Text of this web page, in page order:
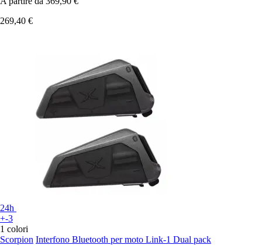
269,40 €
24h
+-3
1 colori
Scorpion Interfono Bluetooth per moto Link-1 Dual pack